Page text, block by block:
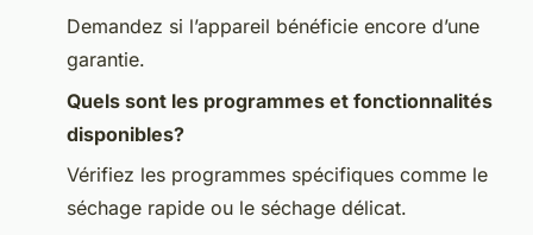
Demandez si l’appareil bénéficie encore d’une
garantie.
Quels sont les programmes et fonctionnalités
disponibles?
Vérifiez les programmes spécifiques comme le
séchage rapide ou le séchage délicat.